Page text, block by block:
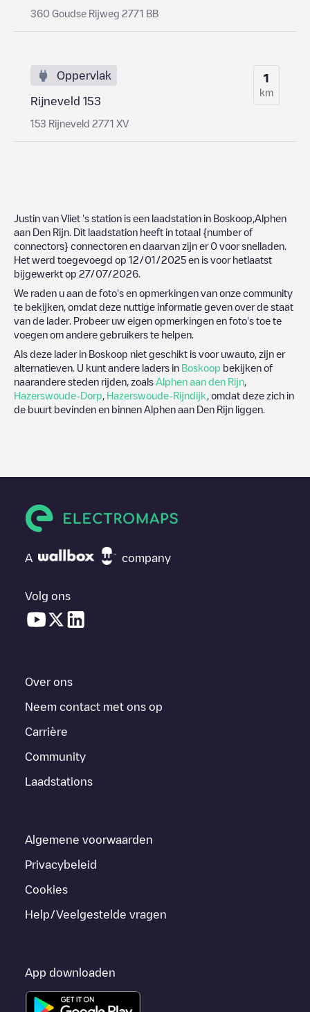
360 Goudse Rijweg 2771 BB
Oppervlak
Rijneveld 153
153 Rijneveld 2771 XV
1
km
Justin van Vliet 's station is een laadstation in Boskoop Alphen
aan Den Rijn . Dit laadstation heeft in totaal {number of
connectors} connectoren en daarvan zijn er 0 voor snelladen.
Het werd toegevoegd op 12/01/2025 en is voor hetlaatst
bijgewerkt op 27/07/2026
We raden u aan de foto's en opmerkingen van onze community
te bekijken, omdat deze nuttige informatie geven over de staat
van de lader. Probeer uw eigen opmerkingen en foto's toe te
voegen om andere gebruikers te helpen.
Als deze lader in Boskoop niet geschikt is voor uwauto, zijn er
alternatieven. U kunt andere laders in Boskoop bekijken of
naarandere steden rijden, zoals Alphen aan den Rijn
Hazerswoude-Dorp Hazerswoude-Rijndijk , omdat deze zich in
de buurt bevinden en binnen Alphen aan Den Rijn liggen.
A company
Volg ons
Over ons
Neem contact met ons op
Carrière
Community
Laadstations
Algemene voorwaarden
Privacybeleid
Cookies
Help/Veelgestelde vragen
App downloaden